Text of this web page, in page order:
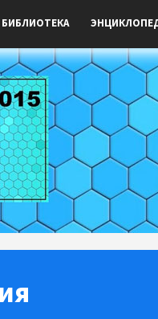
БИБЛИОТЕКА